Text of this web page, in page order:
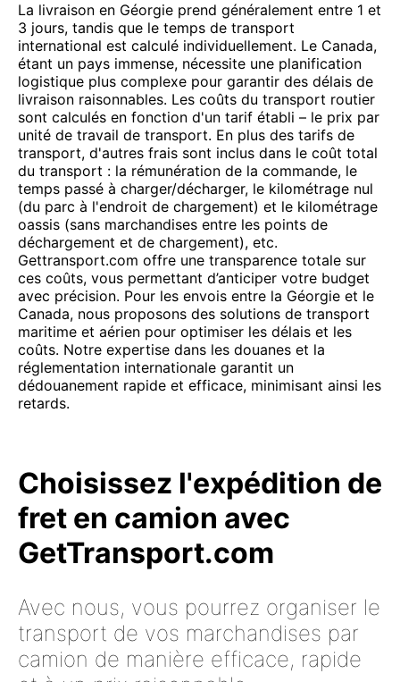
La livraison en Géorgie prend généralement entre 1 et
3 jours, tandis que le temps de transport
international est calculé individuellement. Le Canada,
étant un pays immense, nécessite une planification
logistique plus complexe pour garantir des délais de
livraison raisonnables. Les coûts du transport routier
sont calculés en fonction d'un tarif établi – le prix par
unité de travail de transport. En plus des tarifs de
transport, d'autres frais sont inclus dans le coût total
du transport : la rémunération de la commande, le
temps passé à charger/décharger, le kilométrage nul
(du parc à l'endroit de chargement) et le kilométrage
oassis (sans marchandises entre les points de
déchargement et de chargement), etc.
Gettransport.com offre une transparence totale sur
ces coûts, vous permettant d’anticiper votre budget
avec précision. Pour les envois entre la Géorgie et le
Canada, nous proposons des solutions de transport
maritime et aérien pour optimiser les délais et les
coûts. Notre expertise dans les douanes et la
réglementation internationale garantit un
dédouanement rapide et efficace, minimisant ainsi les
retards.
Choisissez l'expédition de
fret en camion avec
GetTransport.com
Avec nous, vous pourrez organiser le
transport de vos marchandises par
camion de manière efficace, rapide